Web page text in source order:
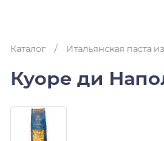
Каталог / Итальянская паста
Куоре ди